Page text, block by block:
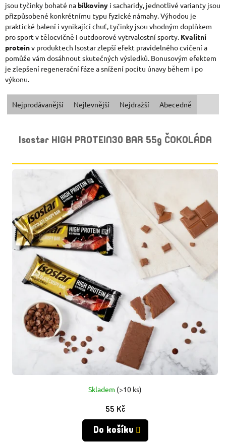
jsou tyčinky bohaté na bílkoviny i sacharidy, jednotlivé varianty jsou
přizpůsobené konkrétnímu typu fyzické námahy. Výhodou je
praktické balení i vynikající chuť, tyčinky jsou vhodným doplňkem
pro sport v tělocvičně i outdoorové vytrvalostní sporty. Kvalitní
proteinv produktech Isostar zlepší efekt pravidelného cvičení a
pomůže vám dosáhnout skutečných výsledků. Bonusovým efektem
je zlepšení regenerační fáze a snížení pocitu únavy během i po
výkonu.
Ř
P
T
Nejprodávanější Nejlevnější Nejdražší Abecedně
S
T
Isostar HIGH PROTEIN30 BAR 55g ČOKOLÁDA
Skladem (>10 ks)
55 Kč
Do košíku